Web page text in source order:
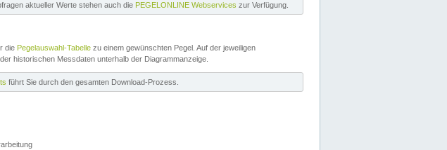
aktueller Werte stehen auch die PEGELONLINE Webservices zur Verfügung.
die Pegelauswahl-Tabelle zu einem gewünschten Pegel. Auf der jeweiligen
historischen Messdaten unterhalb der Diagrammanzeige.
führt Sie durch den gesamten Download-Prozess.